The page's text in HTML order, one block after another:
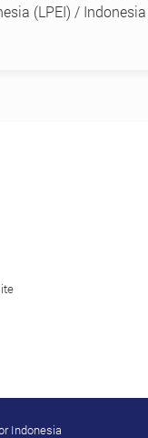
(LPEI) /
Indonesia